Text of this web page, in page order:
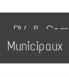
PV &